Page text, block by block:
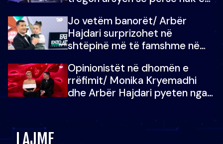
çoja luftën time deri në fund
Jo vetëm banorët/ Arbër
Hajdari surprizohet në
shtëpinë më të famshme në
vajzën e tij
Opinionistët në dhomën e
rrëfimit/ Monika Kryemadhi
dhe Arbër Hajdari pyeten nga
zëvendësonit njëri-tjetrin?
LAJME